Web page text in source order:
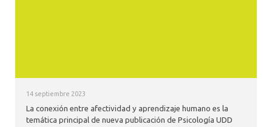
14 septiembre 2023
La conexión entre afectividad y aprendizaje humano es la
temática principal de nueva publicación de Psicología UDD